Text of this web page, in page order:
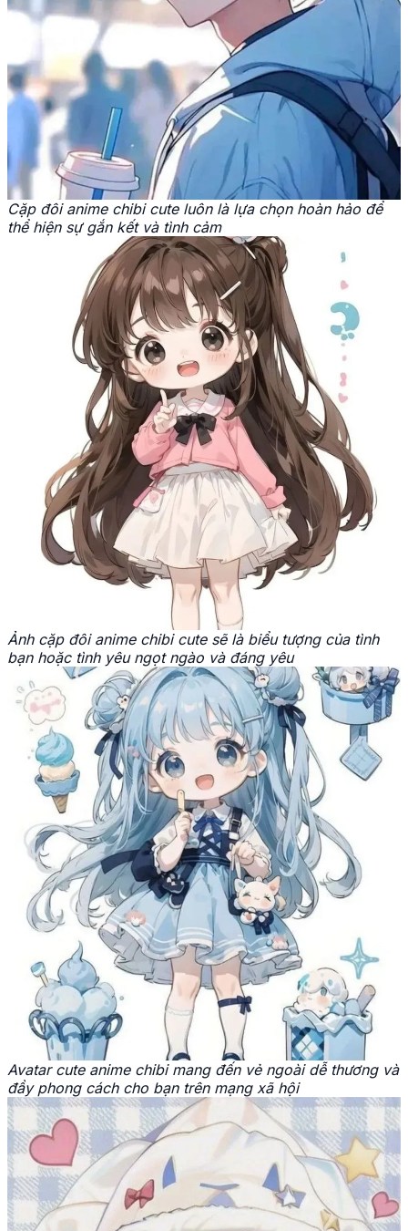
Cặp đôi anime chibi cute luôn là lựa chọn hoàn hảo để
thể hiện sự gắn kết và tình cảm
Ảnh cặp đôi anime chibi cute sẽ là biểu tượng của tình
bạn hoặc tình yêu ngọt ngào và đáng yêu
Avatar cute anime chibi mang đến vẻ ngoài dễ thương và
đầy phong cách cho bạn trên mạng xã hội